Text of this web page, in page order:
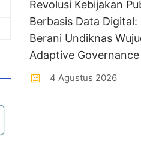
Revolusi Kebijakan
Berbasis Data Digital:
Berani Undiknas
Adaptive Governance
4 Agustus 2026